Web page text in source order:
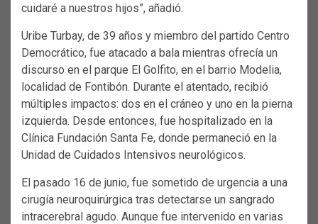
cuidaré a nuestros hijos”, añadió.
Uribe Turbay, de 39 años y miembro del partido Centro
Democrático, fue atacado a bala mientras ofrecía un
discurso en el parque El Golfito, en el barrio Modelia,
localidad de Fontibón. Durante el atentado, recibió
múltiples impactos: dos en el cráneo y uno en la pierna
izquierda. Desde entonces, fue hospitalizado en la
Clínica Fundación Santa Fe, donde permaneció en la
Unidad de Cuidados Intensivos neurológicos.
El pasado 16 de junio, fue sometido de urgencia a una
cirugía neuroquirúrgica tras detectarse un sangrado
intracerebral agudo. Aunque fue intervenido en varias